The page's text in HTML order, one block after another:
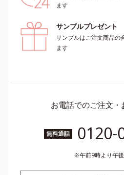
ます
サンプルプレゼント
サンプルはご注文商品の
ます
お電話でのご注文
無料通話 0120-
午前9時より午